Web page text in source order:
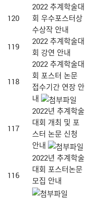
120
2022 추계학술대
회 우수포스터상
수상작 안내
119
2022 추계학술대
회 강연 안내
118
2022 추계학술대
회 포스터 논문
접수기간 연장 안
내
117
2022년 추계학술
대회 개최 및 포
스터 논문 신청
안내
116
2022년 추계학술
대회 포스터논문
모집 안내